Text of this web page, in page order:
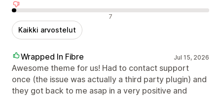
Negatiiviset arvostelut 7
Kaikki arvostelut
Wrapped In Fibre Jul 15, 2026
Awesome theme for us! Had to contact support
once (the issue was actually a third party plugin) and
they got back to me asap in a very positive and